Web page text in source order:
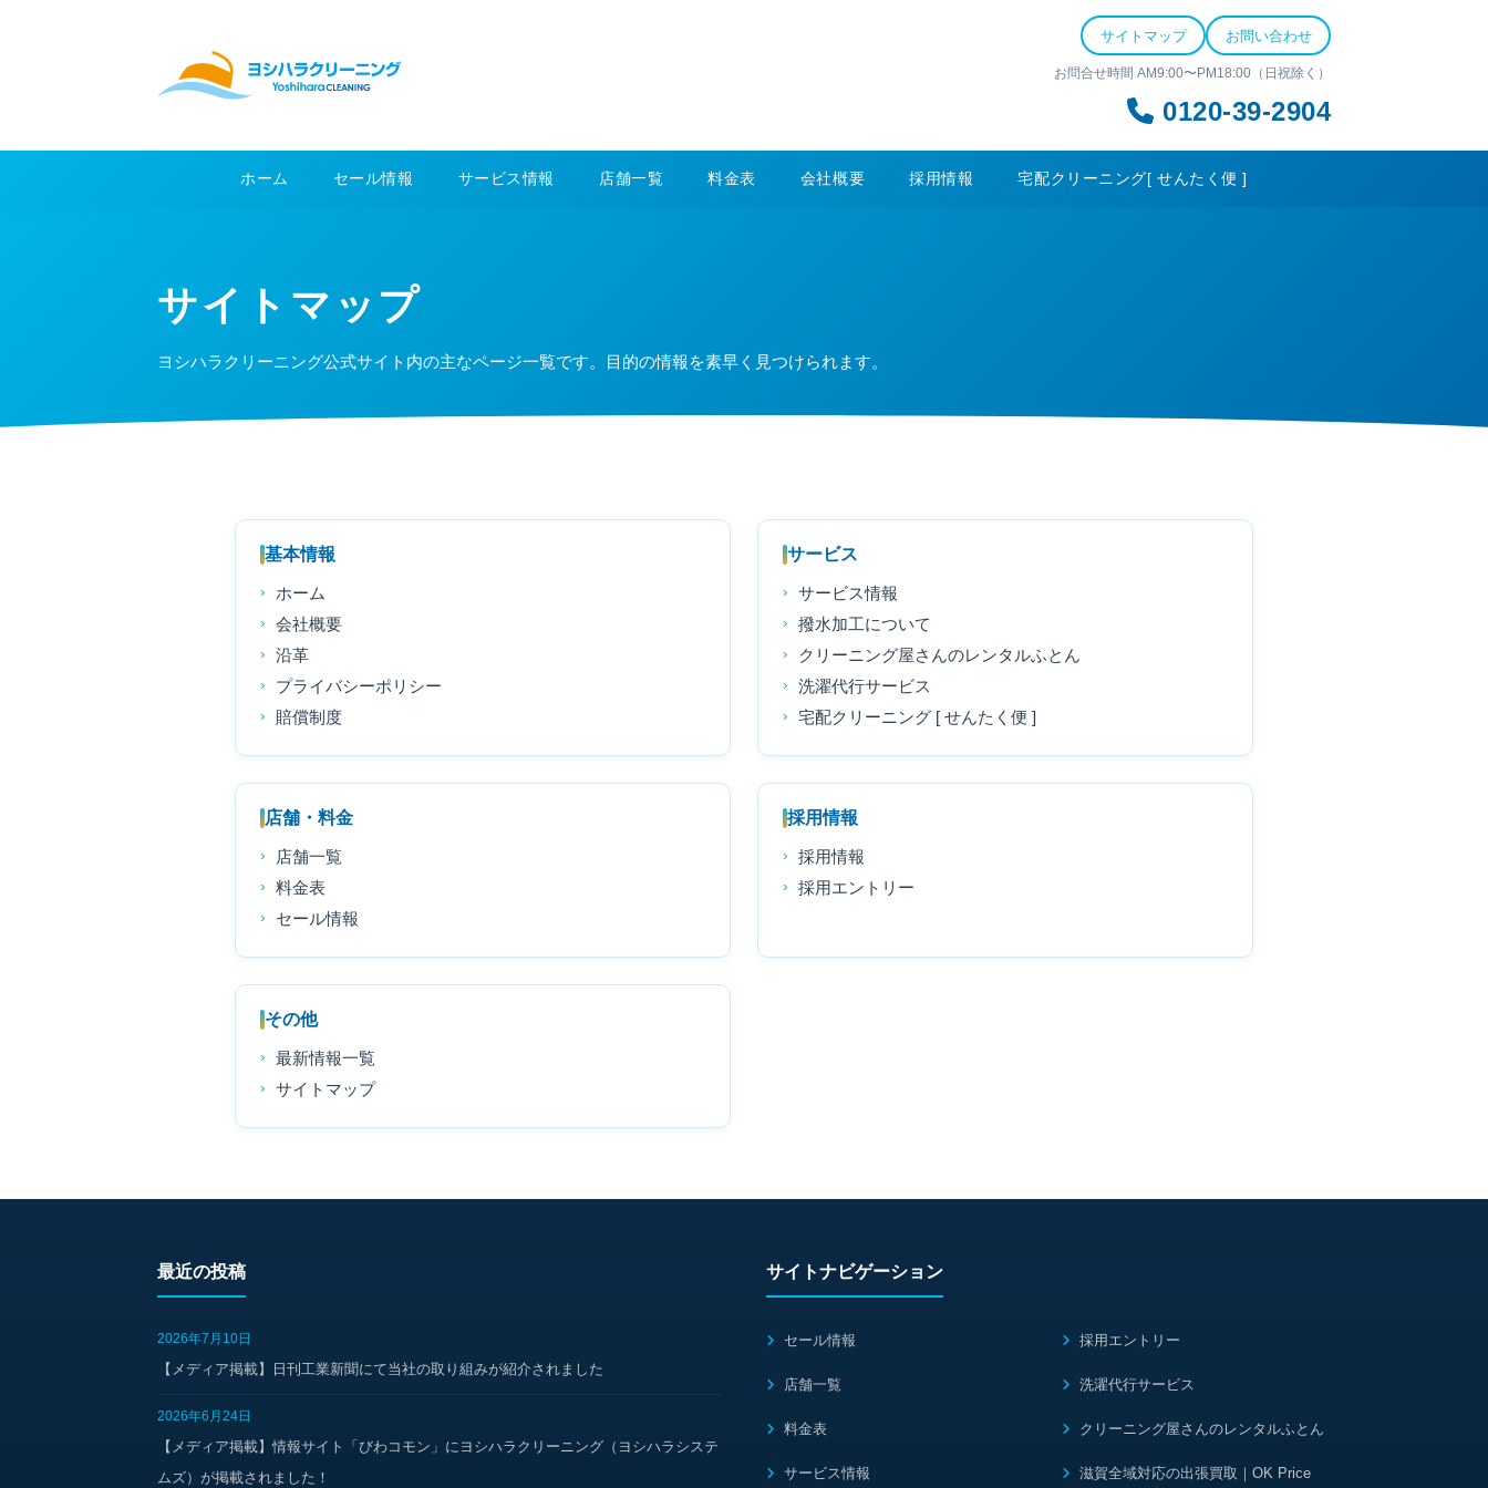
サイトマップ お問い合わせ
お問合せ時間 AM9:00〜PM18:00（日祝除く）
0120-39-2904
ホーム セール情報 サービス情報 店舗一覧 料金表 会社概要 採用情報 宅配クリーニング[ せんたく便 ]
サイトマップ
ヨシハラクリーニング公式サイト内の主なページ一覧です。目的の情報を素早く見つけられます。
基本情報
ホーム
会社概要
沿革
プライバシーポリシー
賠償制度
サービス
サービス情報
撥水加工について
クリーニング屋さんのレンタルふとん
洗濯代行サービス
宅配クリーニング [ せんたく便 ]
店舗・料金
店舗一覧
料金表
セール情報
採用情報
採用情報
採用エントリー
その他
最新情報一覧
サイトマップ
最近の投稿
2026年7月10日
【メディア掲載】日刊工業新聞にて当社の取り組みが紹介されました
2026年6月24日
【メディア掲載】情報サイト「びわコモン」にヨシハラクリーニング（ヨシハラシステ
ムズ）が掲載されました！
サイトナビゲーション
セール情報
店舗一覧
料金表
サービス情報
採用エントリー
洗濯代行サービス
クリーニング屋さんのレンタルふとん
滋賀全域対応の出張買取｜OK Price